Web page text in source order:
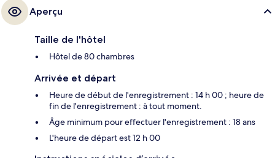
Aperçu
Taille de l'hôtel
Hôtel de 80 chambres
Arrivée et départ
Heure de début de l'enregistrement : 14 h 00 ; heure de
fin de l'enregistrement : à tout moment.
Âge minimum pour effectuer l'enregistrement : 18 ans
L'heure de départ est 12 h 00